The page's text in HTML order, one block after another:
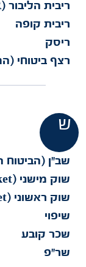
ריבית הליבור (LIBOR)
ריבית קופה
ריסק
רצף ביטוחי
ש
שב"ן
שוק מישני (Secondary Market)
שוק ראשוני (Primary Market)
שיפוי
שכר קובע
שר"פ